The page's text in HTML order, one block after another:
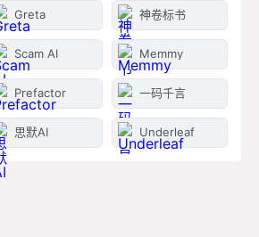
Greta 神卷标书
Scam AI Memmy
Prefactor 一码千言
思默AI Underleaf